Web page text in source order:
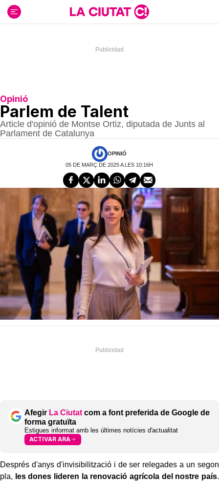
contenido
Opinió
Parlem de Talent
Article d'opinió de Montse Ortiz, diputada de Junts al
Parlament de Catalunya
OPINIÓ
05 DE MARÇ DE 2025 A LES 10:16H
Afegir La Ciutat com a font preferida de Google de
forma gratuïta
Estigues informat amb les últimes notícies d'actualitat
ACTIVAR ARA
Després d'anys d'invisibilització i de ser relegades a un segon
pla, les dones lideren la renovació agrícola del nostre país.